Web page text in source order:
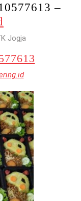
–
Jogja